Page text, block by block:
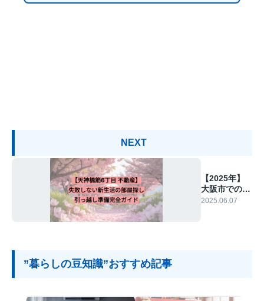
NEXT
【2025年】
大阪市での新
生活準備ガイ
2025.06.07
”暮らしの豆知識”おすすめ記事